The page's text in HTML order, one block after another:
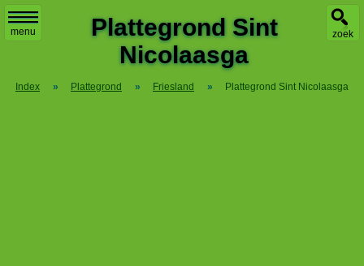
menu zoek
Plattegrond Sint
Nicolaasga
Index » Plattegrond » Friesland » Plattegrond Sint Nicolaasga